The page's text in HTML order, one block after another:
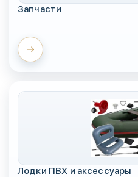
Запчасти
Лодки ПВХ и аксессуары